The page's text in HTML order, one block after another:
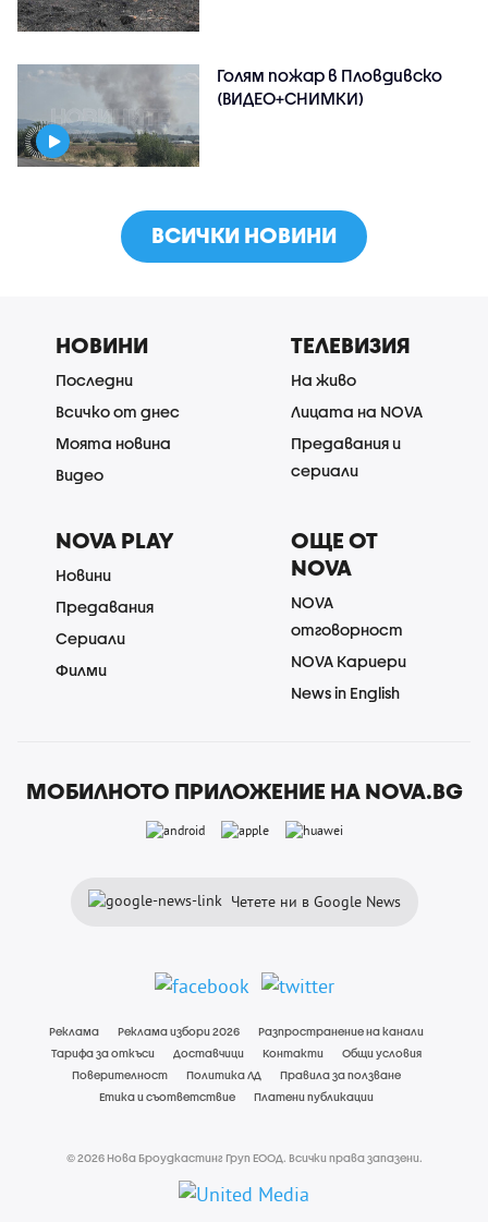
Голям пожар в Пловдивско
(ВИДЕО+СНИМКИ)
ВСИЧКИ НОВИНИ
НОВИНИ
Последни
Всичко от днес
Моята новина
Видео
ТЕЛЕВИЗИЯ
На живо
Лицата на NOVA
Предавания и
сериали
NOVA PLAY
Новини
Предавания
Сериали
Филми
ОЩЕ ОТ
NOVA
NOVA
отговорност
NOVA Кариери
News in English
МОБИЛНОТО ПРИЛОЖЕНИЕ НА NOVA.BG
Четете ни в Google News
Реклама Реклама избори 2026
Разпространение на канали
Тарифа за откъси
Доставчици Контакти
Общи условия
Поверителност
Политика ЛД
Правила за ползване
Етика и съответствие
Платени публикации
© 2026 Нова Броудкастинг Груп ЕООД. Всички права запазени.